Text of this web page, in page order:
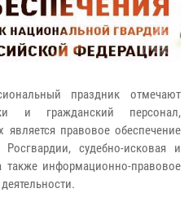
праздник отмечают
и гражданский персонал,
правовое обеспечение
Росгвардии, судебно-исковая и
также информационно-правовое